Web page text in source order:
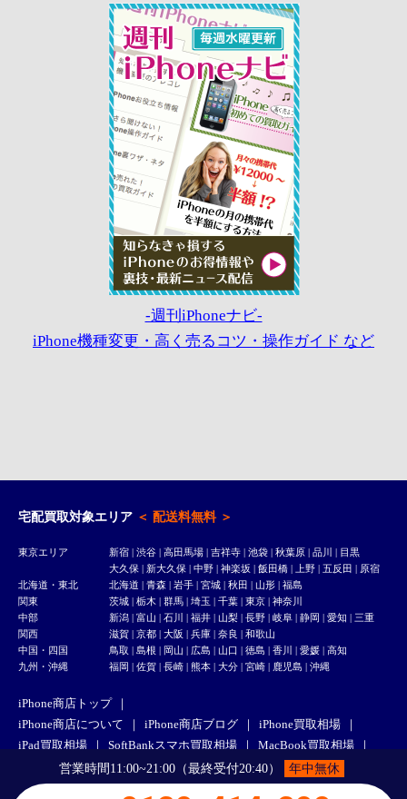
-週刊iPhoneナビ-
iPhone機種変更・高く売るコツ・操作ガイド など
宅配買取対象エリア ＜ 配送料無料 ＞
東京エリア 新宿 渋谷 高田馬場 吉祥寺 | 池袋 | 秋葉原 | 品川 | 目黒
大久保
新大久保 | 中野 | 神楽坂 | 飯田橋 | 上野 | 五反田 | 原宿
北海道・東北
北海道 | 青森 | 岩手 | 宮城 | 秋田 | 山形 | 福島
関東
茨城 | 栃木 | 群馬 | 埼玉 | 千葉 | 東京 | 神奈川
中部
新潟 | 富山 | 石川 | 福井 | 山梨 | 長野 | 岐阜 | 静岡 | 愛知 | 三重
関西
滋賀 | 京都 | 大阪 | 兵庫 | 奈良 | 和歌山
中国・四国
鳥取 | 島根 | 岡山 | 広島 | 山口 | 徳島 | 香川 | 愛媛 | 高知
九州・沖縄
福岡 | 佐賀 | 長崎 | 熊本 | 大分 | 宮崎 | 鹿児島 | 沖縄
iPhone商店トップ
iPhone商店について
iPhone商店ブログ
iPhone買取相場
iPad買取相場
SoftBankスマホ買取相場
MacBook買取相場
店舗一覧
渋谷道玄坂店
新宿高田馬場駅前店
宅配買取の流れ
お支払い・ご配送について 宅配買取Q&A
営業時間11:00~21:00（最終受付20:40） 年中無休